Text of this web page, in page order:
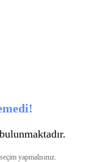
yapmalısınız.